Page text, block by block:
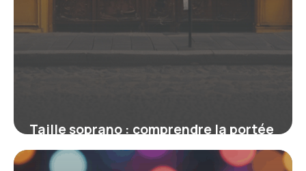
Taille soprano : comprendre la portée
et les spécificités de cette voix